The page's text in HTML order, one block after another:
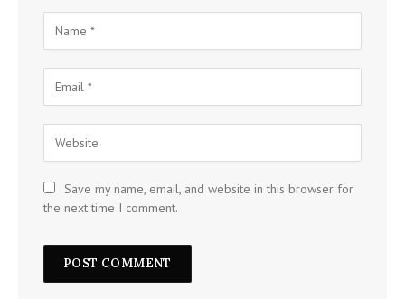
Save my name, email, and website in this browser for
the next time I comment.